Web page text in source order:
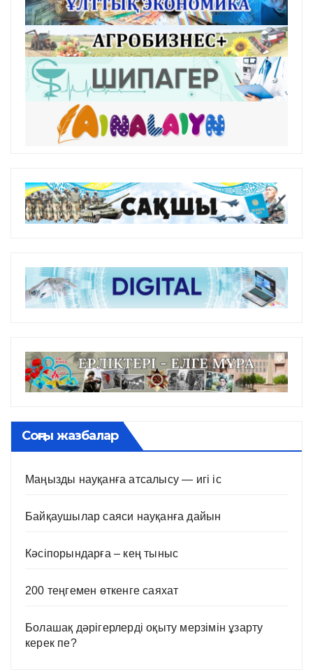
Соңғы жазбалар
Маңызды науқанға атсалысу — игі іс
Байқаушылар саяси науқанға дайын
Кәсіпорындарға – кең тыныс
200 теңгемен өткенге саяхат
Болашақ дәрігерлерді оқыту мерзімін ұзарту
керек пе?